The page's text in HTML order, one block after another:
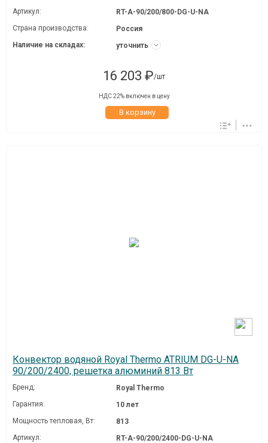
Артикул:
RT-A-90/200/800-DG-U-NA
Страна производства:
Россия
Наличие на складах:
уточнить
16 203 ₽/шт
НДС 22% включен в цену
В корзину
Конвектор водяной Royal Thermo ATRIUM DG-U-NA
90/200/2400, решетка алюминий 813 Вт
Бренд:
Royal Thermo
Гарантия:
10 лет
Мощность тепловая, Вт:
813
Артикул:
RT-A-90/200/2400-DG-U-NA